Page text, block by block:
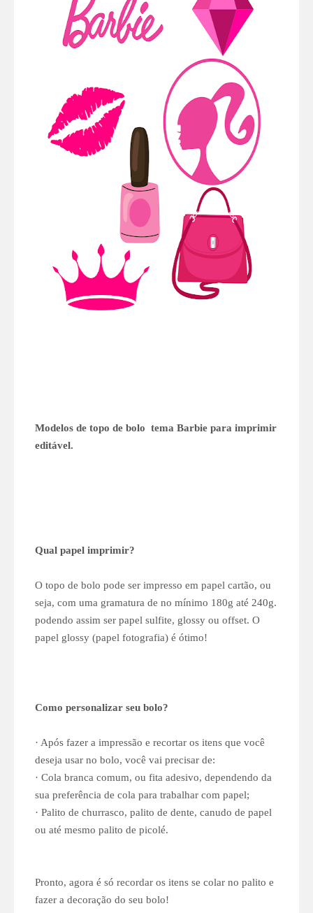
Modelos de topo de bolo tema Barbie para imprimir
editável.
Qual papel imprimir?
O topo de bolo pode ser impresso em papel cartão, ou
seja, com uma gramatura de no mínimo 180g até 240g.
podendo assim ser papel sulfite, glossy ou offset. O
papel glossy (papel fotografia) é ótimo!
Como personalizar seu bolo?
· Após fazer a impressão e recortar os itens que você
deseja usar no bolo, você vai precisar de:
· Cola branca comum, ou fita adesivo, dependendo da
sua preferência de cola para trabalhar com papel;
· Palito de churrasco, palito de dente, canudo de papel
ou até mesmo palito de picolé.
Pronto, agora é só recordar os itens se colar no palito e
fazer a decoração do seu bolo!